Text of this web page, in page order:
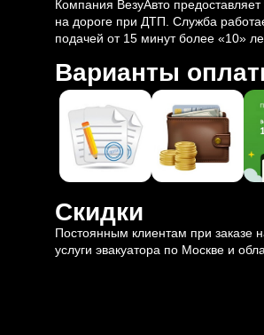
Компания ВезуАвто
на дороге при ДТП. Служба
подачей от 15 минут более «10»
Варианты
Скидки
Постоянным клиентам при заказе
услуги эвакуатора по Москве и